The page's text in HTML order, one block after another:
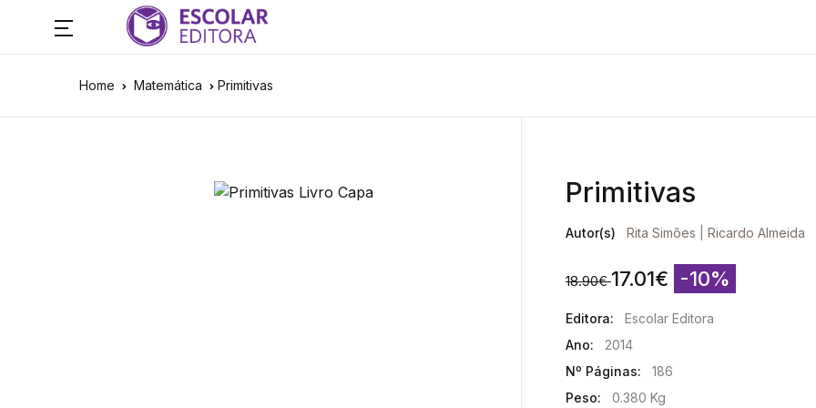
Home Matemática Primitivas
Primitivas
Autor(s) Rita Simões Ricardo Almeida
18.90€ 17.01€ -10%
Editora:
Escolar Editora
Ano:
2014
Nº Páginas:
186
Peso:
0.380 Kg